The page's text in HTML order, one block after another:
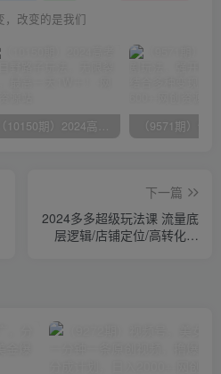
，改变的是我们
（10150期）2024高考项目野路子玩法，无限裂变，最高一天1W＋！
下一篇
2024多多超级玩法课 流量底
层逻辑/店铺定位/高转化布